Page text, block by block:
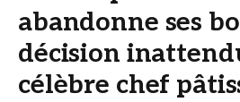
abandonne ses
décision
célèbre chef